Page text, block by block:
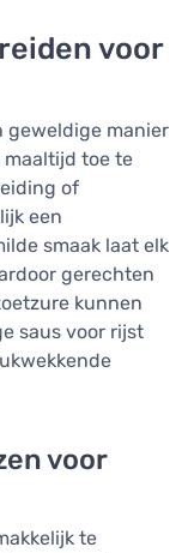
voor
geweldige manier
maaltijd toe te
of
een
smaak laat elk
gerechten
kunnen
saus voor rijst
voor
te